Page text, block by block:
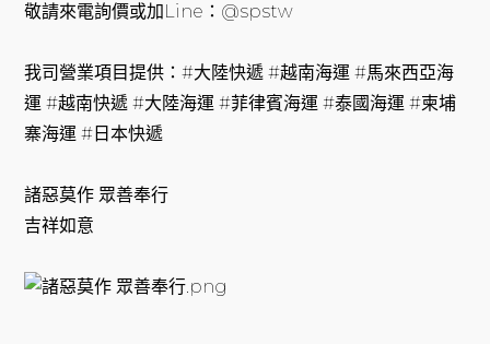
敬請來電詢價或加Line：@spstw
我司營業項目提供：#大陸快遞 #越南海運 #馬來西亞海
運 #越南快遞 #大陸海運 #菲律賓海運 #泰國海運 #柬埔
寨海運 #日本快遞
諸惡莫作 眾善奉行
吉祥如意